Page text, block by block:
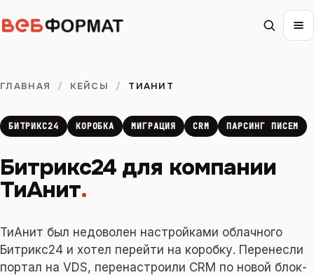
ГЛАВНАЯ / КЕЙСЫ / ТИАНИТ
БИТРИКС24 КОРОБКА МИГРАЦИЯ CRM ПАРСИНГ ПИСЕМ
Битрикс24 для компании
ТиАнит.
ТиАнит был недоволен настройками облачного
Битрикс24 и хотел перейти на коробку. Перенесли
портал на VDS, перенастроили CRM по новой блок-